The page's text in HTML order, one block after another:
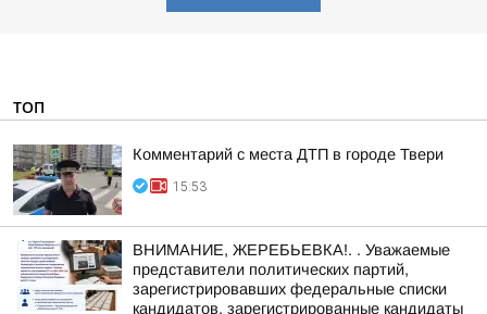
ТОП
Комментарий с места ДТП в городе Твери
15:53
ВНИМАНИЕ, ЖЕРЕБЬЕВКА!. . Уважаемые
представители политических партий,
зарегистрировавших федеральные списки
кандидатов, зарегистрированные кандидаты